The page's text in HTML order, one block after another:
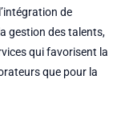
de
gestion des talents,
qui favorisent la
que pour la